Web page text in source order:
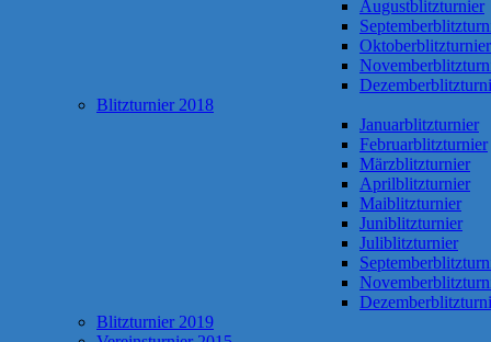
Augustblitzturnier
Oktoberblitzturnier
Blitzturnier 2018
Januarblitzturnier
Februarblitzturnier
Märzblitzturnier
Aprilblitzturnier
Maiblitzturnier
Juniblitzturnier
Juliblitzturnier
Blitzturnier 2019